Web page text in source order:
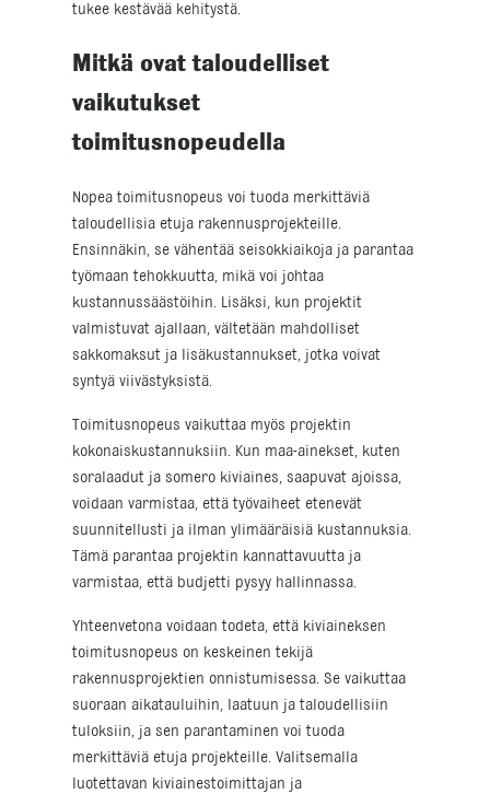
tukee kestävää kehitystä.
Mitkä ovat taloudelliset
vaikutukset
toimitusnopeudella
Nopea toimitusnopeus voi tuoda merkittäviä
taloudellisia etuja rakennusprojekteille.
Ensinnäkin, se vähentää seisokkiaikoja ja parantaa
työmaan tehokkuutta, mikä voi johtaa
kustannussäästöihin. Lisäksi, kun projektit
valmistuvat ajallaan, vältetään mahdolliset
sakkomaksut ja lisäkustannukset, jotka voivat
syntyä viivästyksistä.
Toimitusnopeus vaikuttaa myös projektin
kokonaiskustannuksiin. Kun maa-ainekset, kuten
soralaadut ja somero kiviaines, saapuvat ajoissa,
voidaan varmistaa, että työvaiheet etenevät
suunnitellusti ja ilman ylimääräisiä kustannuksia.
Tämä parantaa projektin kannattavuutta ja
varmistaa, että budjetti pysyy hallinnassa.
Yhteenvetona voidaan todeta, että kiviaineksen
toimitusnopeus on keskeinen tekijä
rakennusprojektien onnistumisessa. Se vaikuttaa
suoraan aikatauluihin, laatuun ja taloudellisiin
tuloksiin, ja sen parantaminen voi tuoda
merkittäviä etuja projekteille. Valitsemalla
luotettavan kiviainestoimittajan ja